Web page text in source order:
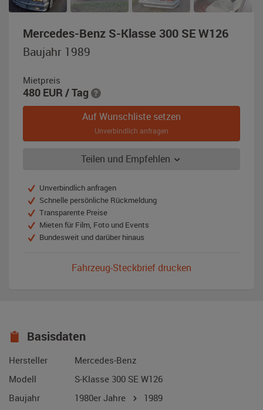
Mercedes-Benz S-Klasse 300 SE W126,
Baujahr 1989
Mietpreis
480 EUR / Tag
Auf Wunschliste setzen
Unverbindlich anfragen
Teilen und Empfehlen
Unverbindlich anfragen
Schnelle persönliche Rückmeldung
Transparente Preise
Mieten für Film, Foto und Events
Bundesweit und darüber hinaus
Fahrzeug-Steckbrief drucken
Basisdaten
Hersteller
Mercedes-Benz
Modell
S-Klasse 300 SE W126
Baujahr
1980er Jahre
1989